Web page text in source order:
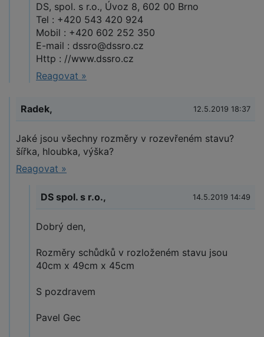
DS, spol. s r.o., Úvoz 8, 602 00 Brno
Tel : +420 543 420 924
Mobil : +420 602 252 350
E-mail : dssro@dssro.cz
Http : //www.dssro.cz
Reagovat »
Radek, 12.5.2019 18:37
Jaké jsou všechny rozměry v rozevřeném stavu?
šířka, hloubka, výška?
Reagovat »
DS spol. s r.o., 14.5.2019 14:49
Dobrý den,
Rozměry schůdků v rozloženém stavu jsou
40cm x 49cm x 45cm
S pozdravem
Pavel Gec